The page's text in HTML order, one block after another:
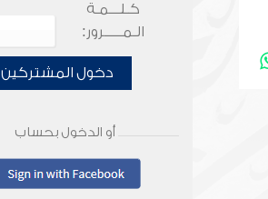
كـلـــمـة
الـمـــــرور:
دخول المشتركين
أو الدخول بحساب